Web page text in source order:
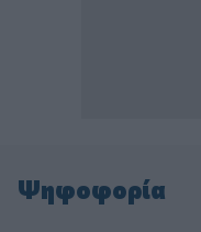
Ψηφοφορία